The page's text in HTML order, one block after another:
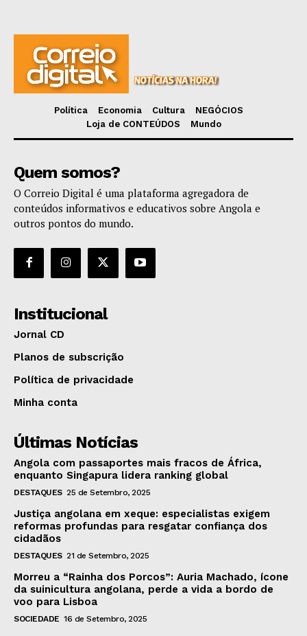
Política Economia Cultura
NEGÓCIOS
Loja de CONTEÚDOS
Mundo
Quem somos?
O Correio Digital é uma plataforma agregadora de
conteúdos informativos e educativos sobre Angola e
outros pontos do mundo.
Institucional
Jornal CD
Planos de subscrição
Política de privacidade
Minha conta
Últimas Notícias
Angola com passaportes mais fracos de África,
enquanto Singapura lidera ranking global
DESTAQUES 25 de Setembro, 2025
Justiça angolana em xeque: especialistas exigem
reformas profundas para resgatar confiança dos
cidadãos
DESTAQUES 21 de Setembro, 2025
Morreu a “Rainha dos Porcos”: Auria Machado, ícone
da suinicultura angolana, perde a vida a bordo de
voo para Lisboa
SOCIEDADE 16 de Setembro, 2025